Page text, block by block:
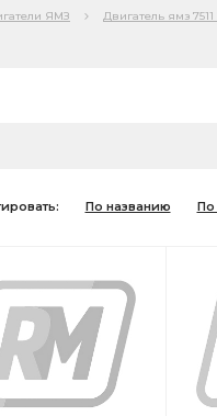
ЯМЗ Двигатель ямз 7511
По названию По